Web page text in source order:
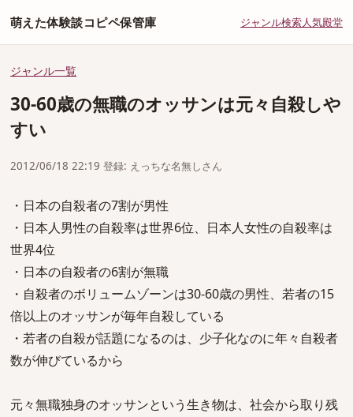
萌えた体験談コピペ保管庫 ジャンル検索人気殿堂
ジャンル一覧
30-60歳の無職のオッサンは元々自殺しや
すい
2012/06/18 22:19 登録: えっちな名無しさん
・日本の自殺者の7割が男性
・日本人男性の自殺率は世界6位、日本人女性の自殺率は
世界4位
・日本の自殺者の6割が無職
・自殺者のボリュームゾーンは30-60歳の男性、若者の15
倍以上のオッサンが毎年自殺している
・若者の自殺が話題になるのは、少子化なのに年々自殺者
数が伸びているから
元々無職独身のオッサンという生き物は、社会から取り残